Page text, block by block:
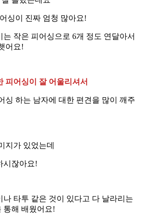
싱이 진짜 엄청 많아요!
작은 피어싱으로 6개 정도 연달아서
어요!
피어싱이 잘 어울리셔서
싱 하는 남자에 대한 편견을 많이 깨주
지가 있었는데
시잖아요!
나 타투 같은 것이 있다고 다 날라리는
통해 배웠어요!